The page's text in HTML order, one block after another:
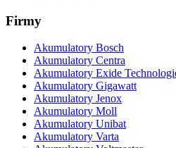
Firmy
Akumulatory Bosch
Akumulatory Centra
Akumulatory Exide
Akumulatory Gigawatt
Akumulatory Jenox
Akumulatory Moll
Akumulatory Unibat
Akumulatory Varta